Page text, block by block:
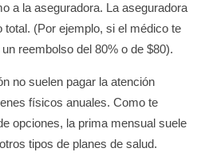
a la aseguradora. La aseguradora
(Por ejemplo, si el médico te
reembolso del 80% o de $80).
no suelen pagar la atención
físicos anuales. Como te
opciones, la prima mensual suele
tipos de planes de salud.